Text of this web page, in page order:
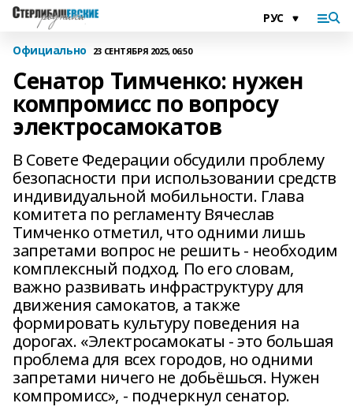
Официально 23 СЕНТЯБРЯ 2025, 06:50
Сенатор Тимченко: нужен
компромисс по вопросу
электросамокатов
В Совете Федерации обсудили проблему
безопасности при использовании средств
индивидуальной мобильности. Глава
комитета по регламенту Вячеслав
Тимченко отметил, что одними лишь
запретами вопрос не решить - необходим
комплексный подход. По его словам,
важно развивать инфраструктуру для
движения самокатов, а также
формировать культуру поведения на
дорогах. «Электросамокаты - это большая
проблема для всех городов, но одними
запретами ничего не добьёшься. Нужен
компромисс», - подчеркнул сенатор.